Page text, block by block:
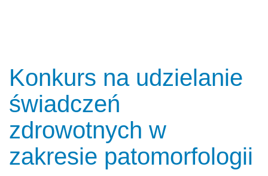
Konkurs na udzielanie
świadczeń
zdrowotnych w
zakresie patomorfologii